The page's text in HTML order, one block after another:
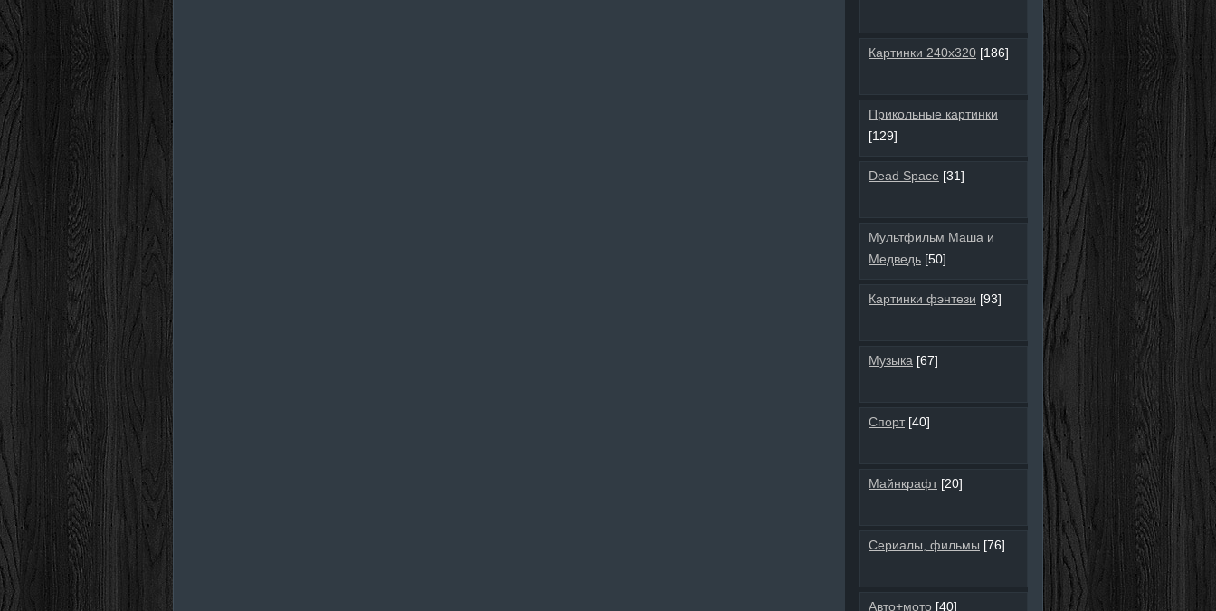
Картинки 240х320 [186]
Прикольные картинки
[129]
Dead Space [31]
Мультфильм Маша и
Медведь [50]
Картинки фэнтези [93]
Музыка [67]
Спорт [40]
Майнкрафт [20]
Сериалы, фильмы [76]
Авто+мото [40]